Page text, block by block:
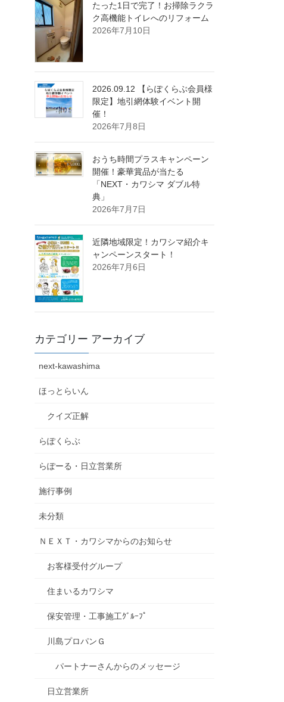
たった1日で完了！お掃除ラクラ
ク高機能トイレへのリフォーム
2026年7月10日
2026.09.12 【らぽくらぶ会員様
限定】地引網体験イベント開
催！
2026年7月8日
おうち時間プラスキャンペーン
開催！豪華賞品が当たる
「NEXT・カワシマ ダブル特
典」
2026年7月7日
近隣地域限定！カワシマ紹介キ
ャンペーンスタート！
2026年7月6日
カテゴリー アーカイブ
next-kawashima
ほっとらいん
クイズ正解
らぽくらぶ
らぽーる・日立営業所
施行事例
未分類
ＮＥＸＴ・カワシマからのお知らせ
お客様受付グループ
住まいるカワシマ
保安管理・工事施工ｸﾞﾙｰﾌﾟ
川島プロパンＧ
パートナーさんからのメッセージ
日立営業所